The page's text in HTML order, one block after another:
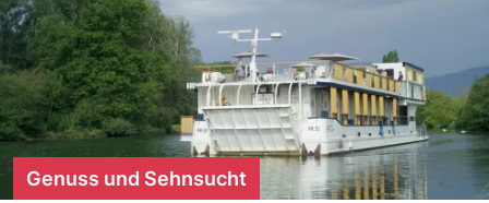
Genuss und Sehnsucht